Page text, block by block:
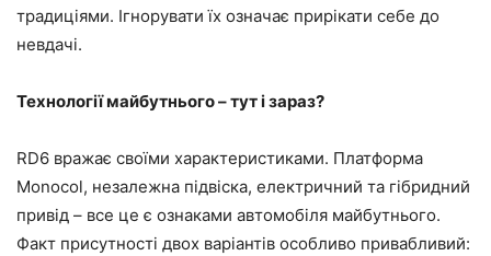
традиціями. Ігнорувати їх означає прирікати себе до
невдачі.
Технології майбутнього – тут і зараз?
RD6 вражає своїми характеристиками. Платформа
Monocol, незалежна підвіска, електричний та гібридний
привід – все це є ознаками автомобіля майбутнього.
Факт присутності двох варіантів особливо привабливий: